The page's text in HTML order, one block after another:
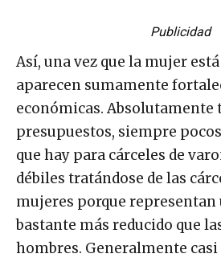
Publicidad
Así, una vez que la mujer
aparecen sumamente
económicas. Absolutamente
presupuestos, siempre
que hay para cárceles de
débiles tratándose de las
mujeres porque
bastante más reducido que
hombres. Generalmente